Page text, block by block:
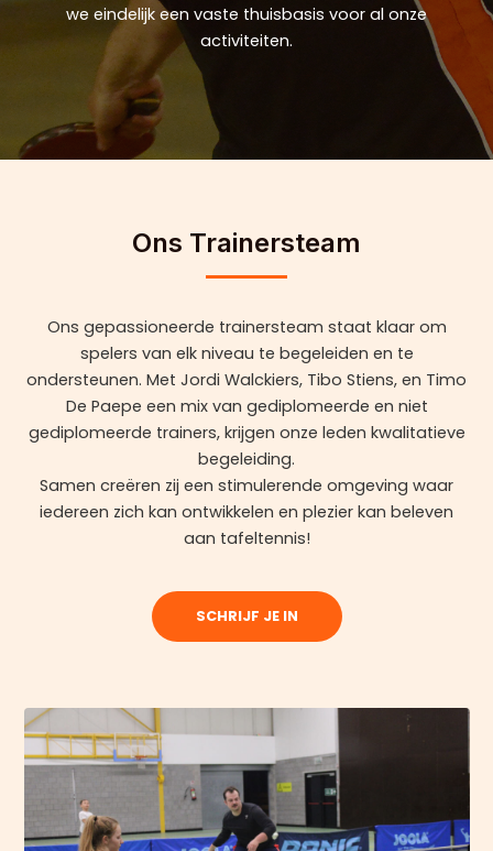
we eindelijk een vaste thuisbasis voor al onze
activiteiten.
Ons Trainersteam
Ons gepassioneerde trainersteam staat klaar om
spelers van elk niveau te begeleiden en te
ondersteunen. Met Jordi Walckiers, Tibo Stiens, en Timo
De Paepe een mix van gediplomeerde en niet
gediplomeerde trainers, krijgen onze leden kwalitatieve
begeleiding.
Samen creëren zij een stimulerende omgeving waar
iedereen zich kan ontwikkelen en plezier kan beleven
aan tafeltennis!
SCHRIJF JE IN